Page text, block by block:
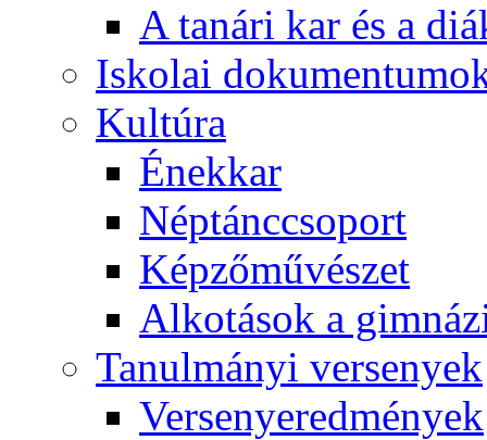
A tanári kar és a
Iskolai
Kultúra
Énekkar
Néptánccsoport
Képzőművészet
Alkotások a
Tanulmányi versenyek
Versenyeredmények